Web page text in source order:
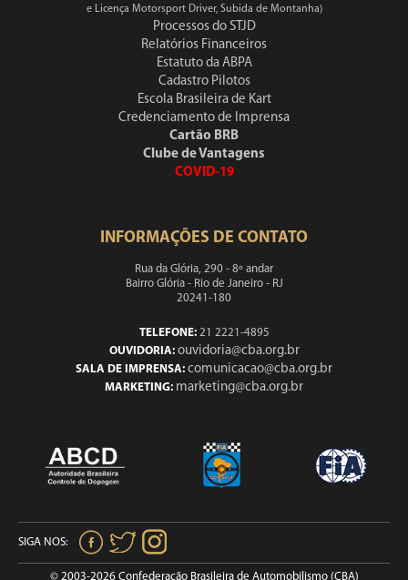
e Licença Motorsport Driver, Subida de Montanha)
Processos do STJD
Relatórios Financeiros
Estatuto da ABPA
Cadastro Pilotos
Escola Brasileira de Kart
Credenciamento de Imprensa
Cartão BRB
Clube de Vantagens
COVID-19
INFORMAÇÕES DE CONTATO
Rua da Glória, 290 - 8º andar
Bairro Glória - Rio de Janeiro - RJ
20241-180
TELEFONE:21 2221-4895
OUVIDORIA: ouvidoria@cba.org.br
SALA DE IMPRENSA: comunicacao@cba.org.br
MARKETING: marketing@cba.org.br
SIGA NOS:
© 2003-2026 Confederação Brasileira de Automobilismo (CBA)